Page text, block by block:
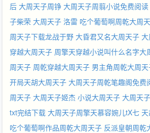
后 大周天子周铮 大周天子周翦小说免费阅读
子柴荣 大周天子 洛雷 吃个葡萄啊周乾大周
周天子下载龙战于野 大昏君又名大周天子
穿越大周天子 周擎天穿越小说叫什么名字大
周天子 周乾穿越大周天子 男主角周乾大周
开局天胡大周天子 大周天子周乾笔趣阁免费
周天子 大周天子姬杰 小说大周天子 大周天
txt完结下载 大周天子周擎天慕容婉儿tX七
吃个葡萄啊作品周乾大周天子 反派皇朝周乾